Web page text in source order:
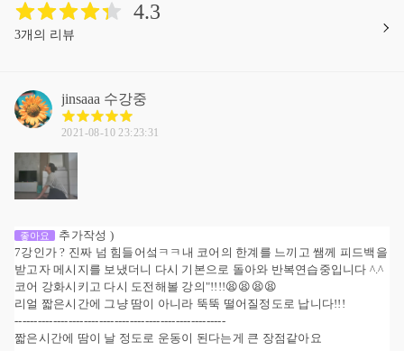
4.3
3개의 리뷰
jinsaaa 수강중
2021-08-10 23:23:31
좋아요
추가작성 )
7강인가 ? 진짜 넘 힘들어섴ㅋㅋ내 코어의 한계를 느끼고 쌤께 피드백을
받고자 메시지를 보냈더니 다시 기본으로 돌아와 반복연습중입니다 ^.^
코어 강화시키고 다시 도전해볼 강의"!!!!😫😫😫😫
리얼 짧은시간에 그냥 땀이 아니라 뚝뚝 떨어질정도로 납니다!!!
-------------------------------------------------------
짧은시간에 땀이 날 정도로 운동이 된다는게 큰 장점같아요